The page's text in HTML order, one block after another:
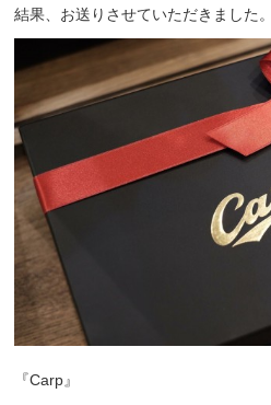
結果、お送りさせていただきました。
『Carp』